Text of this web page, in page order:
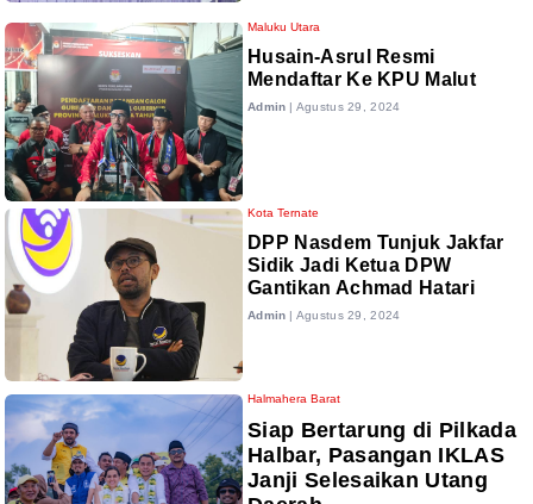
Maluku Utara
Husain-Asrul Resmi
Mendaftar Ke KPU Malut
Admin | Agustus 29, 2024
Kota Ternate
DPP Nasdem Tunjuk Jakfar
Sidik Jadi Ketua DPW
Gantikan Achmad Hatari
Admin | Agustus 29, 2024
Halmahera Barat
Siap Bertarung di Pilkada
Halbar, Pasangan IKLAS
Janji Selesaikan Utang